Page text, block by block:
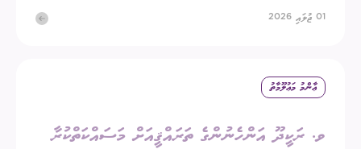
01 ޖުލައި 2026
ޢާންމު މަޢުލޫމާތު
ވ. ރަކީދޫ އަންހެނުންގެ ތަރައްޤީއަށް މަސައްކަތްކުރާ